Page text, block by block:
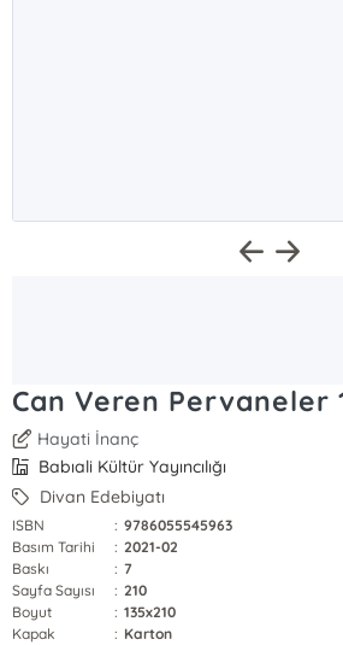
Can Veren Pervaneler
Hayati İnanç
Babıali Kültür Yayıncılığı
Divan Edebiyatı
ISBN : 9786055545963
Basım Tarihi
: 2021-02
Baskı
: 7
Sayfa Sayısı
: 210
Boyut
: 135x210
Kapak
: Karton